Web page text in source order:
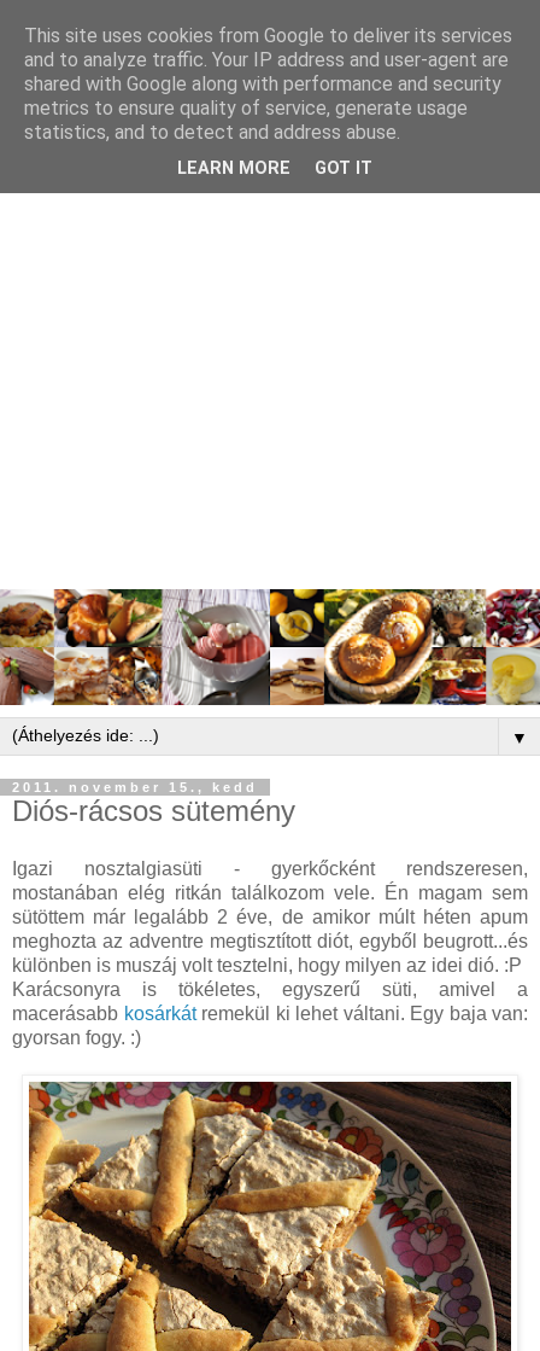
▼
2011. november 15., kedd
Diós-rácsos sütemény
Igazi nosztalgiasüti - gyerkőcként rendszeresen,
mostanában elég ritkán találkozom vele. Én magam sem
sütöttem már legalább 2 éve, de amikor múlt héten apum
meghozta az adventre megtisztított diót, egyből beugrott...és
különben is muszáj volt tesztelni, hogy milyen az idei dió. :P
Karácsonyra is tökéletes, egyszerű süti, amivel a
macerásabb kosárkátremekül ki lehet váltani. Egy baja van:
gyorsan fogy. :)
This site uses cookies from Google to deliver its services
and to analyze traffic. Your IP address and user-agent are
shared with Google along with performance and security
metrics to ensure quality of service, generate usage
statistics, and to detect and address abuse.
LEARN MORE GOT IT